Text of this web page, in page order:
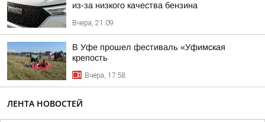
из-за низкого качества бензина
Вчера, 21:09
В Уфе прошел фестиваль «Уфимская
крепость
Вчера, 17:58
ЛЕНТА НОВОСТЕЙ